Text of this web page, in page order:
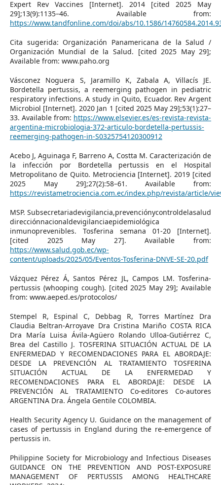
Expert Rev Vaccines [Internet]. 2014 [cited 2025 May
29];13(9):1135–46. Available from:
https://www.tandfonline.com/doi/abs/10.1586/
Cita sugerida: Organización Panamericana de la Salud /
Organización Mundial de la Salud. [cited 2025 May 29];
Available from: www.paho.org
Vásconez Noguera S, Jaramillo K, Zabala A, Villacís JE.
Bordetella pertussis, a reemerging pathogen in pediatric
respiratory infections. A study in Quito, Ecuador. Rev Argent
Microbiol [Internet]. 2020 Jan 1 [cited 2025 May 29];53(1):27–
33. Available from: https://www.elsevier.es/es-revista-revista-
argentina-microbiologia-372-articulo-bordetella-pertussis-
reemerging-pathogen-in-S0325754120300912
Acebo J, Aguinaga F, Barreno A, Costta M. Caracterización de
la infección por Bordetella pertussis en el Hospital
Metropolitano de Quito. Metrociencia [Internet]. 2019 [cited
2025 May 29];27(2):58–61. Available from:
https://revistametrociencia.com.ec/index.php/revista/article/
MSP. Subsecretariadevigilancia,prevenciónycontroldelasalud
direcciónnacionaldevigilanciaepidemiológica
inmunoprevenibles. Tosferina semana 01-20 [Internet].
[cited 2025 May 27]. Available from:
https://www.salud.gob.ec/wp-
content/uploads/2025/05/Eventos-Tosferina-DNVE-SE-20.pdf
Vázquez Pérez Á, Santos Pérez JL, Campos LM. Tosferina-
pertussis (whooping cough). [cited 2025 May 29]; Available
from: www.aeped.es/protocolos/
Stempel R, Espinal C, Debbag R, Torres Martínez Dra
Claudia Beltran-Arroyave Dra Cristina Mariño COSTA RICA
Dra María Luisa Ávila-Agüero Rolando Ulloa-Gutiérrez C,
Brea del Castillo J. TOSFERINA SITUACIÓN ACTUAL DE LA
ENFERMEDAD Y RECOMENDACIONES PARA EL ABORDAJE:
DESDE LA PREVENCIÓN AL TRATAMIENTO TOSFERINA
SITUACIÓN ACTUAL DE LA ENFERMEDAD Y
RECOMENDACIONES PARA EL ABORDAJE: DESDE LA
PREVENCIÓN AL TRATAMIENTO Co-editores Co-autores
ARGENTINA Dra. Ángela Gentile COLOMBIA.
Health Security Agency U. Guidance on the management of
cases of pertussis in England during the re-emergence of
pertussis in.
Philippine Society for Microbiology and Infectious Diseases
GUIDANCE ON THE PREVENTION AND POST-EXPOSURE
MANAGEMENT OF PERTUSSIS AMONG HEALTHCARE